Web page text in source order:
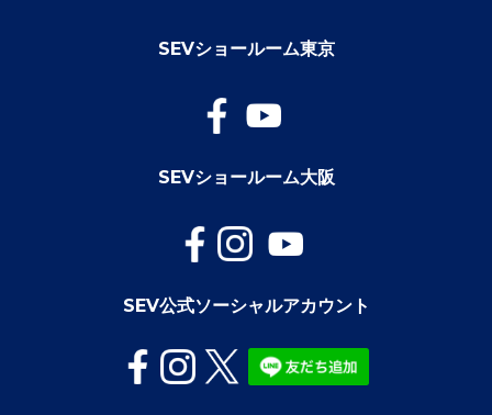
SEVショールーム東京
SEVショールーム大阪
SEV公式ソーシャルアカウント